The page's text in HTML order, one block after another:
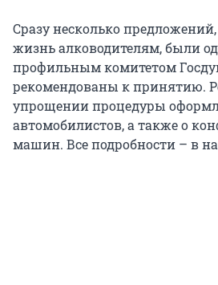
Сразу несколько
жизнь алководителям, были
профильным комитетом
рекомендованы к принятию.
упрощении процедуры
автомобилистов, а также о
машин. Все подробности – в